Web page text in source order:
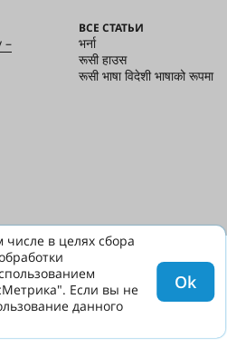
–
ВСЕ СТАТЬИ
भर्ना
रूसी हाउस
रूसी भाषा विदेशी भाषाको रूपमा
в целях сбора
Если вы не
данного
Ok